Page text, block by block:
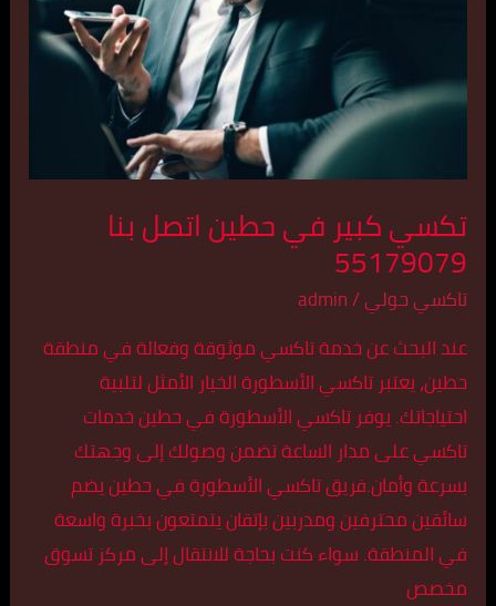
تكسي كبير في حطين اتصل بنا
55179079
تاكسي حولي/
admin
عند البحث عن خدمة تاكسي موثوقة وفعالة في منطقة
حطين، يعتبر تاكسي الأسطورة الخيار الأمثل لتلبية
احتياجاتك. يوفر تاكسي الأسطورة في حطين خدمات
تاكسي على مدار الساعة تضمن وصولك إلى وجهتك
بسرعة وأمان.فريق تاكسي الأسطورة في حطين يضم
سائقين محترفين ومدربين بإتقان يتمتعون بخبرة واسعة
في المنطقة. سواء كنت بحاجة للانتقال إلى مركز تسوق
مخصص
بنا
55179079